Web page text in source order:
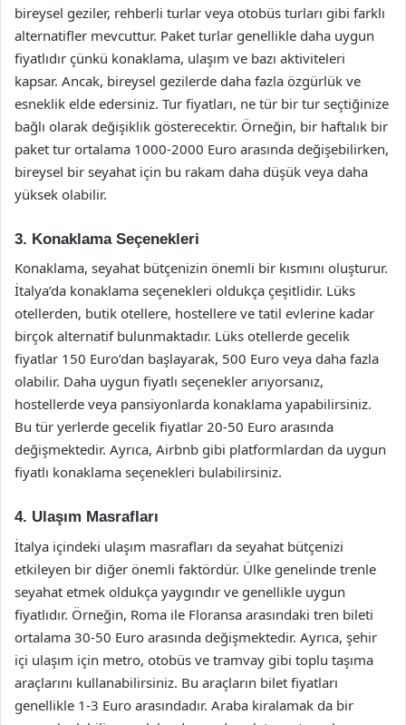
bireysel geziler, rehberli turlar veya otobüs turları gibi farklı
alternatifler mevcuttur. Paket turlar genellikle daha uygun
fiyatlıdır çünkü konaklama, ulaşım ve bazı aktiviteleri
kapsar. Ancak, bireysel gezilerde daha fazla özgürlük ve
esneklik elde edersiniz. Tur fiyatları, ne tür bir tur seçtiğinize
bağlı olarak değişiklik gösterecektir. Örneğin, bir haftalık bir
paket tur ortalama 1000-2000 Euro arasında değişebilirken,
bireysel bir seyahat için bu rakam daha düşük veya daha
yüksek olabilir.
3. Konaklama Seçenekleri
Konaklama, seyahat bütçenizin önemli bir kısmını oluşturur.
İtalya’da konaklama seçenekleri oldukça çeşitlidir. Lüks
otellerden, butik otellere, hostellere ve tatil evlerine kadar
birçok alternatif bulunmaktadır. Lüks otellerde gecelik
fiyatlar 150 Euro’dan başlayarak, 500 Euro veya daha fazla
olabilir. Daha uygun fiyatlı seçenekler arıyorsanız,
hostellerde veya pansiyonlarda konaklama yapabilirsiniz.
Bu tür yerlerde gecelik fiyatlar 20-50 Euro arasında
değişmektedir. Ayrıca, Airbnb gibi platformlardan da uygun
fiyatlı konaklama seçenekleri bulabilirsiniz.
4. Ulaşım Masrafları
İtalya içindeki ulaşım masrafları da seyahat bütçenizi
etkileyen bir diğer önemli faktördür. Ülke genelinde trenle
seyahat etmek oldukça yaygındır ve genellikle uygun
fiyatlıdır. Örneğin, Roma ile Floransa arasındaki tren bileti
ortalama 30-50 Euro arasında değişmektedir. Ayrıca, şehir
içi ulaşım için metro, otobüs ve tramvay gibi toplu taşıma
araçlarını kullanabilirsiniz. Bu araçların bilet fiyatları
genellikle 1-3 Euro arasındadır. Araba kiralamak da bir